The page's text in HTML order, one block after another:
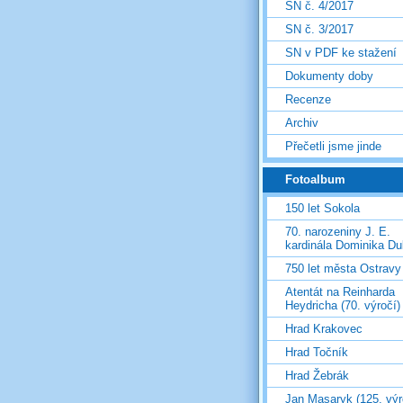
SN č. 4/2017
SN č. 3/2017
SN v PDF ke stažení
Dokumenty doby
Recenze
Archiv
Přečetli jsme jinde
Fotoalbum
150 let Sokola
70. narozeniny J. E.
kardinála Dominika
750 let města Ostravy
Atentát na Reinharda
Heydricha (70. výročí)
Hrad Krakovec
Hrad Točník
Hrad Žebrák
Jan Masaryk (125.